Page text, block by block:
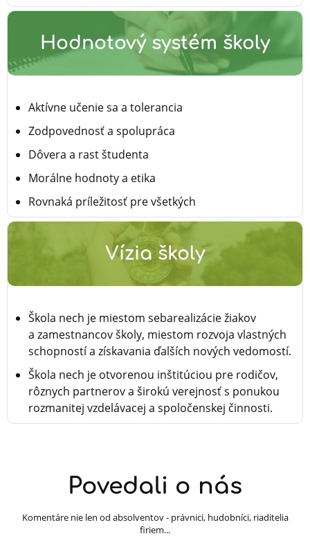
Hodnotový systém školy
Aktívne učenie sa a tolerancia
Zodpovednosť a spolupráca
Dôvera a rast študenta
Morálne hodnoty a etika
Rovnaká príležitosť pre všetkých
Vízia školy
Škola nech je miestom sebarealizácie žiakov
a zamestnancov školy, miestom rozvoja vlastných
schopností a získavania ďalších nových vedomostí.
Škola nech je otvorenou inštitúciou pre rodičov,
rôznych partnerov a širokú verejnosť s ponukou
rozmanitej vzdelávacej a spoločenskej činnosti.
Povedali o nás
Komentáre nie len od absolventov - právnici, hudobníci, riaditelia
firiem...